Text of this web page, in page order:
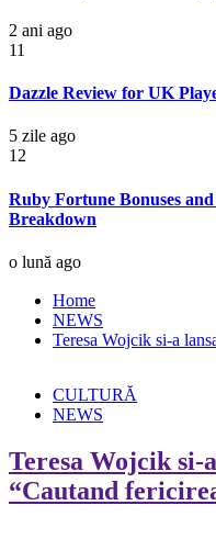
2 ani ago
11
Dazzle Review for UK
5 zile ago
12
Ruby Fortune Bonuses
Breakdown
o lună ago
Home
NEWS
Teresa Wojcik si-a
CULTURĂ
NEWS
Teresa Wojcik si-
“Cautand